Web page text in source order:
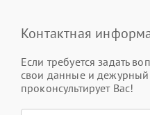
Контактная
Если требуется задать
свои данные и дежурный
проконсультирует Вас!